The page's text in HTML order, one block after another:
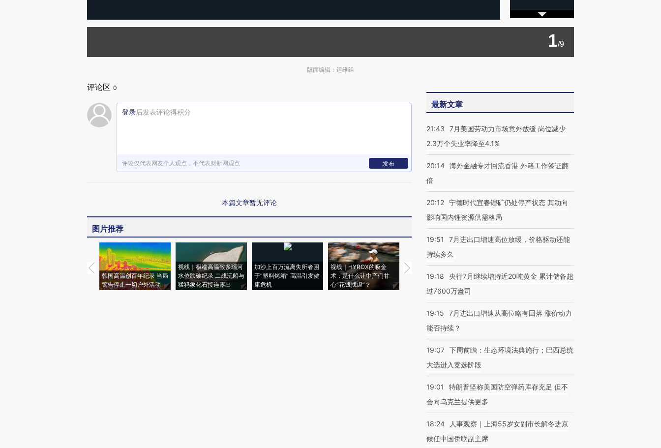
1/9
版面编辑：运维组
评论区 0
登录后发表评论得积分
评论仅代表网友个人观点，不代表财新网观点 发布
本篇文章暂无评论
图片推荐
韩国高温创百年纪录 当局
警告停止一切户外活动
视线｜极端高温致多瑙河
水位跌破纪录 二战沉船与
猛犸象化石接连露出
加沙上百万流离失所者困
于“塑料烤箱” 高温引发健
康危机
视线｜HYROX的吸金
术：是什么让中产们甘
心“花钱找虐”？
马航飞行员跨国走私7万
粒摇头丸 尿检体内含3种
视线｜被称为“蟑螂”的印
度Z世代 用街头抗争将教
视线｜“入侵”还是“人道危
机”？难民潮撕裂西班牙
最新文章
21:43
7月美国劳动力市场意外放缓 岗位减少
2.3万个失业率降至4.1%
20:14 海外金融专才回流香港 外籍工作签证翻
倍
20:12 宁德时代宜春锂矿仍处停产状态 其动向
影响国内锂资源供需格局
19:51
7月进出口增速高位放缓，价格驱动还能
持续多久
19:18
央行7月继续增持近20吨黄金 累计储备超
过7600万盎司
19:15
7月进出口增速从高位略有回落 涨价动力
能否持续？
19:07 下周前瞻：生态环境法典施行；巴西总统
大选进入竞选阶段
19:01
特朗普坚称美国防空弹药库存充足 但不
会向乌克兰提供更多
18:24
人事观察｜上海55岁女副市长解冬进京
候任中国侨联副主席